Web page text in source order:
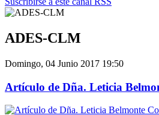
ADES-CLM
Domingo, 04 Junio 2017 19:50
Artículo de Dña. Leticia